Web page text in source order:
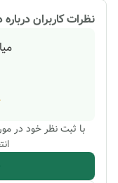
نظرات کاربران درباره
با ثبت نظر خود در